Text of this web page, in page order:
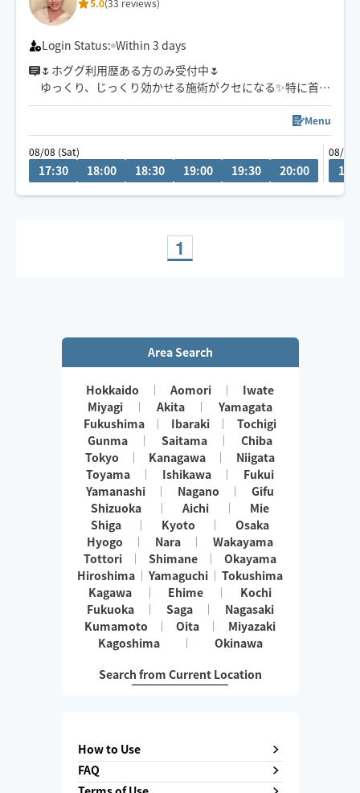
5.0(33 reviews)
Login Status: Within 3 days
🌷ホググ利用歴ある方のみ受付中🌷
ゆっくり、じっくり効かせる施術がクセになる✨特に首の
施術は絶賛していただけます。優しい圧、しっかり圧、
保育士経験を活かした、癒し、安心感と、
優しい手、温かい手と驚かれる自慢の手で、頑張り続け
ている身体と心に寄り添い、癒します✨
⭐︎明るくてよく笑い話しやすい性格です
Menu
08/08 (Sat)
17:30 18:00 18:30 19:00 19:30 20:00
08/10
1
Area Search
Hokkaido Aomori
Iwate
Miyagi
Akita
Yamagata
Fukushima
Ibaraki
Tochigi
Gunma
Saitama
Chiba
Tokyo
Kanagawa
Niigata
Toyama
Ishikawa
Fukui
Yamanashi
Nagano
Gifu
Shizuoka
Aichi
Mie
Shiga
Kyoto
Osaka
Hyogo
Nara
Wakayama
Tottori
Shimane
Okayama
Hiroshima
Yamaguchi
Tokushima
Kagawa
Ehime
Kochi
Fukuoka
Saga
Nagasaki
Kumamoto
Oita
Miyazaki
Kagoshima
Okinawa
Search from Current Location
How to Use
FAQ